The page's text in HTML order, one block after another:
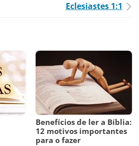
Eclesiastes 1:1
Benefícios de ler a Bíblia:
12 motivos importantes
para o fazer